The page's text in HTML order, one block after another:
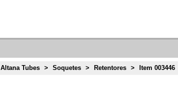
Altana Tubes > Soquetes > Retentores > Item 003446